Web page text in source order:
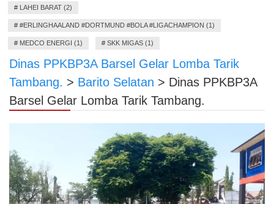
# LAHEI BARAT (2)
# #ERLINGHAALAND #DORTMUND #BOLA #LIGACHAMPION (1)
# MEDCO ENERGI (1) # SKK MIGAS (1)
Dinas PPKBP3A Barsel Gelar Lomba Tarik
Tambang. > Barito Selatan > Dinas PPKBP3A
Barsel Gelar Lomba Tarik Tambang.